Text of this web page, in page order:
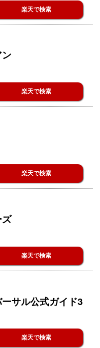
楽天で検索
楽天で検索
楽天で検索
楽天で検索
サル公式ガイド3
楽天で検索